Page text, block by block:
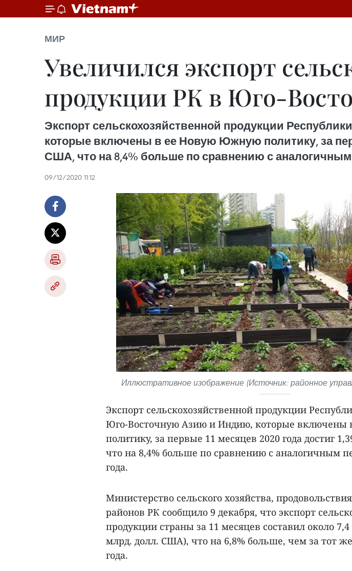
МИР
Увеличился экспорт
продукции РК в Юго-
Экспорт сельскохозяйственной продукции
которые включены в ее Новую Южную политику, за
США, что на 8,4% больше по сравнению с
09/12/2020 11:12
Иллюстративное изображение (Источник: районное
Экспорт сельскохозяйственной продукции
Юго-Восточную Азию и Индию, которые
политику, за первые 11 месяцев 2020 года достиг
что на 8,4% больше по сравнению с аналогичным
года.
Министерство сельского хозяйства,
районов РК сообщило 9 декабря, что экспорт
продукции страны за 11 месяцев составил около
млрд. долл. США), что на 6,8% больше, чем за тот
года.